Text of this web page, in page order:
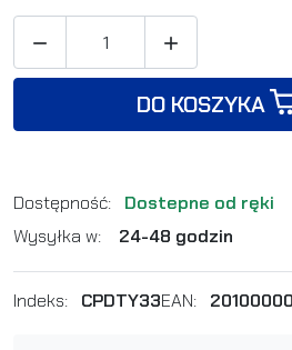
 
DO KOSZYKA
Dostępność:
Dostepne od ręki
Wysyłka w:
24-48 godzin
Indeks: CPDTY33EAN: